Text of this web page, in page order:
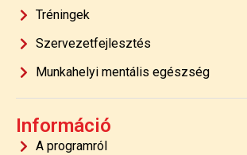
Tréningek
Szervezetfejlesztés
Munkahelyi mentális egészség
Információ
A programról